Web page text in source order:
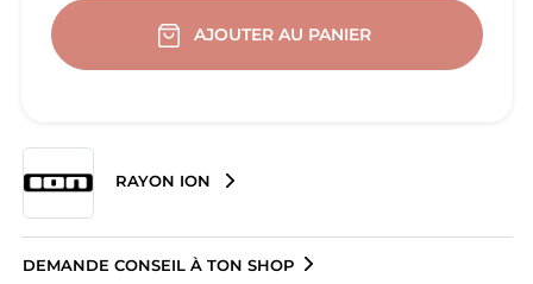
AJOUTER AU PANIER
RAYON ION
DEMANDE CONSEIL À TON SHOP